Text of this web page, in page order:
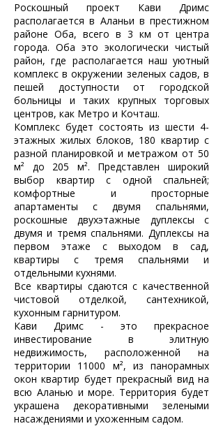
Роскошный проект Кави Дримс
располагается в Аланьи в престижном
районе Оба, всего в 3 км от центра
города. Оба это экологически чистый
район, где располагается наш уютный
комплекс в окружении зеленых садов, в
пешей доступности от городской
больницы и таких крупных торговых
центров, как Метро и Кочташ.
Комплекс будет состоять из шести 4-
этажных жилых блоков, 180 квартир с
разной планировкой и метражом от 50
м² до 205 м². Представлен широкий
выбор квартир с одной спальней;
комфортные и просторные
апартаменты с двумя спальнями,
роскошные двухэтажные дуплексы c
двумя и тремя спальнями. Дуплексы на
первом этаже с выходом в сад,
квартиры с тремя спальнями и
отдельными кухнями.
Все квартиры сдаются с качественной
чистовой отделкой, сантехникой,
кухонным гарнитуром.
Кави Дримс - это прекрасное
инвестирование в элитную
недвижимость, расположенной на
территории 11000 м², из панорамных
окон квартир будет прекрасный вид на
всю Аланью и море. Территория будет
украшена декоративными зелеными
насаждениями и ухоженным садом.